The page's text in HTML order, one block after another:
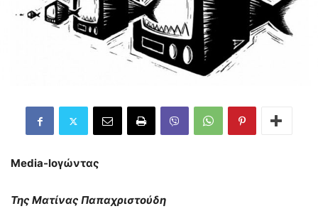
Media-lογώντας
Της Ματίνας Παπαχριστούδη